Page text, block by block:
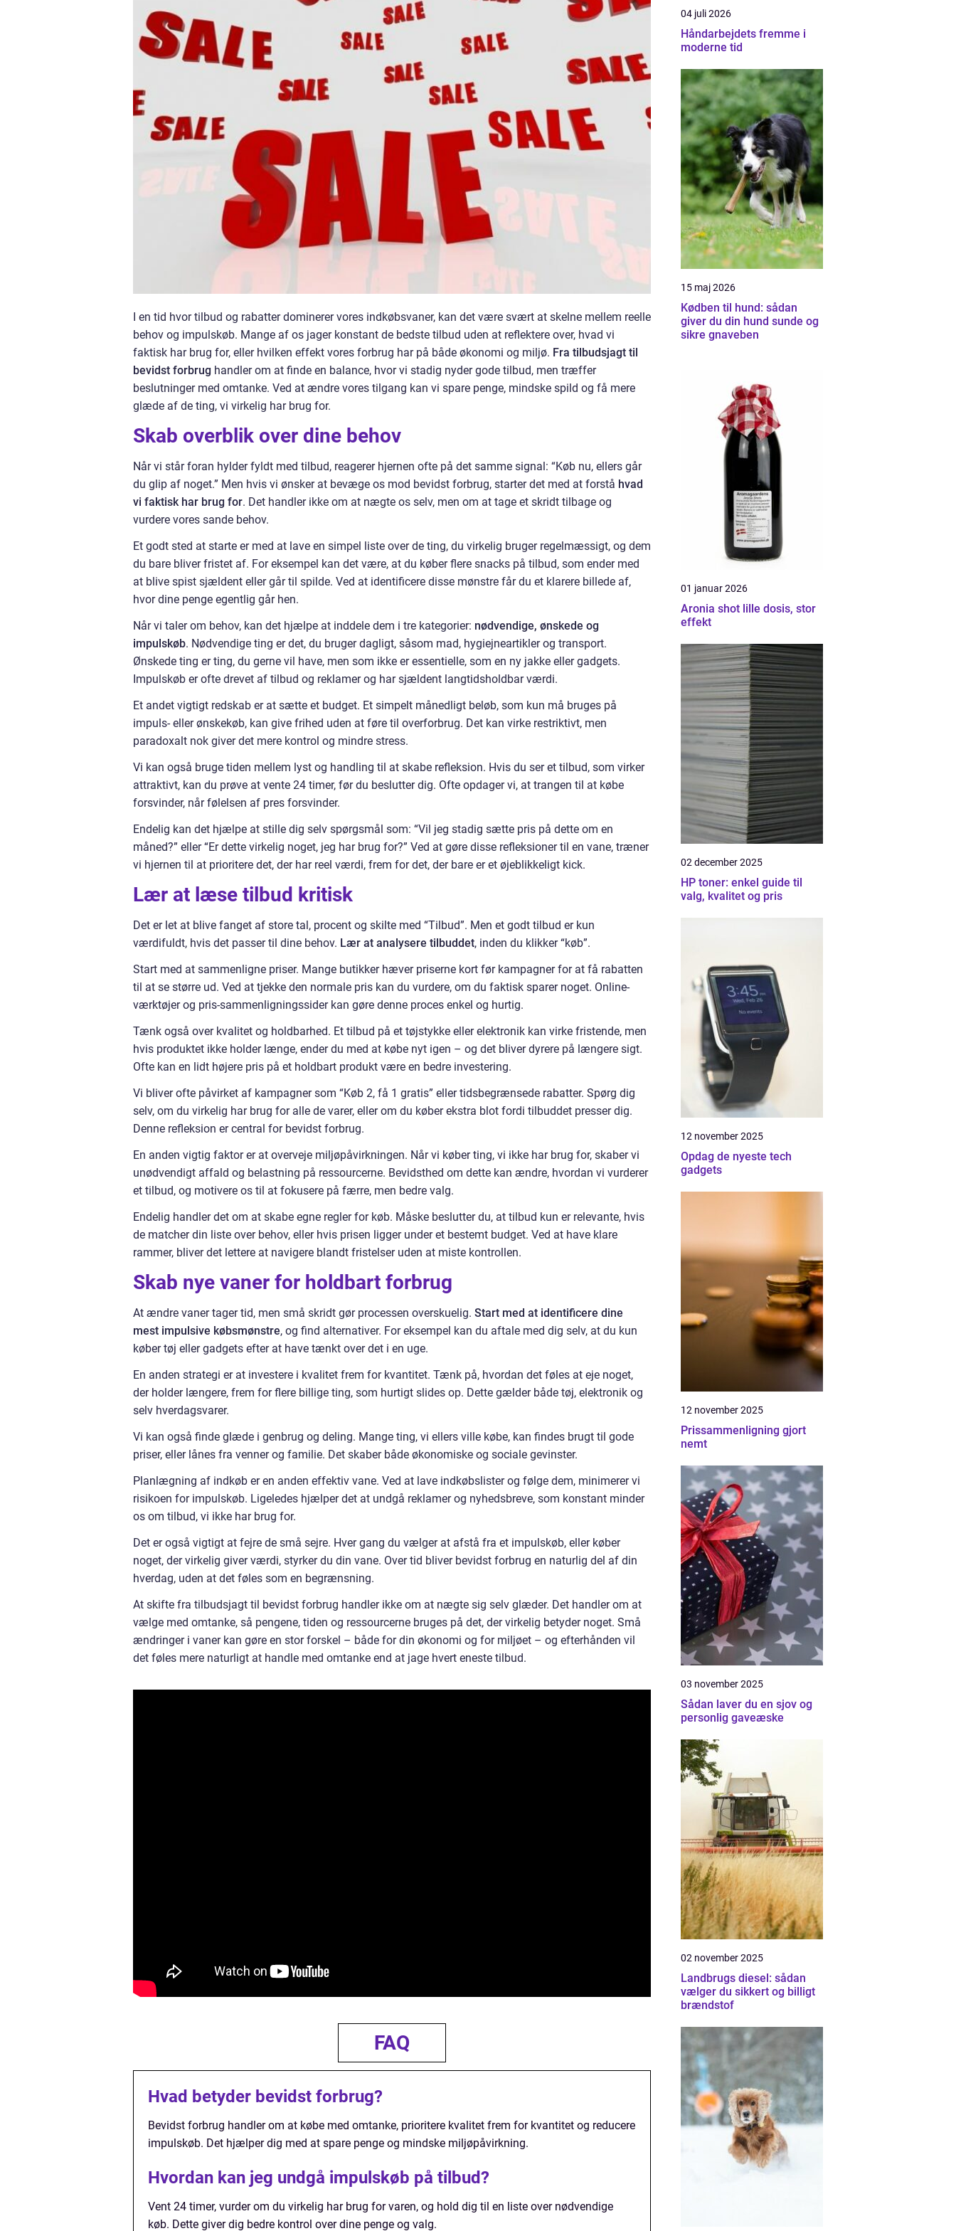
I en tid hvor tilbud og rabatter dominerer vores indkøbsvaner, kan det være svært at skelne mellem reelle
behov og impulskøb. Mange af os jager konstant de bedste tilbud uden at reflektere over, hvad vi
faktisk har brug for, eller hvilken effekt vores forbrug har på både økonomi og miljø. Fra tilbudsjagt til
bevidst forbrug handler om at finde en balance, hvor vi stadig nyder gode tilbud, men træffer
beslutninger med omtanke. Ved at ændre vores tilgang kan vi spare penge, mindske spild og få mere
glæde af de ting, vi virkelig har brug for.
Skab overblik over dine behov
Når vi står foran hylder fyldt med tilbud, reagerer hjernen ofte på det samme signal: “Køb nu, ellers går
du glip af noget.” Men hvis vi ønsker at bevæge os mod bevidst forbrug, starter det med at forstå hvad
vi faktisk har brug for. Det handler ikke om at nægte os selv, men om at tage et skridt tilbage og
vurdere vores sande behov.
Et godt sted at starte er med at lave en simpel liste over de ting, du virkelig bruger regelmæssigt, og dem
du bare bliver fristet af. For eksempel kan det være, at du køber flere snacks på tilbud, som ender med
at blive spist sjældent eller går til spilde. Ved at identificere disse mønstre får du et klarere billede af,
hvor dine penge egentlig går hen.
Når vi taler om behov, kan det hjælpe at inddele dem i tre kategorier: nødvendige, ønskede og
impulskøb. Nødvendige ting er det, du bruger dagligt, såsom mad, hygiejneartikler og transport.
Ønskede ting er ting, du gerne vil have, men som ikke er essentielle, som en ny jakke eller gadgets.
Impulskøb er ofte drevet af tilbud og reklamer og har sjældent langtidsholdbar værdi.
Et andet vigtigt redskab er at sætte et budget. Et simpelt månedligt beløb, som kun må bruges på
impuls- eller ønskekøb, kan give frihed uden at føre til overforbrug. Det kan virke restriktivt, men
paradoxalt nok giver det mere kontrol og mindre stress.
Vi kan også bruge tiden mellem lyst og handling til at skabe refleksion. Hvis du ser et tilbud, som virker
attraktivt, kan du prøve at vente 24 timer, før du beslutter dig. Ofte opdager vi, at trangen til at købe
forsvinder, når følelsen af pres forsvinder.
Endelig kan det hjælpe at stille dig selv spørgsmål som: “Vil jeg stadig sætte pris på dette om en
måned?” eller “Er dette virkelig noget, jeg har brug for?” Ved at gøre disse refleksioner til en vane, træner
vi hjernen til at prioritere det, der har reel værdi, frem for det, der bare er et øjeblikkeligt kick.
Lær at læse tilbud kritisk
Det er let at blive fanget af store tal, procent og skilte med “Tilbud”. Men et godt tilbud er kun
værdifuldt, hvis det passer til dine behov. Lær at analysere tilbuddet, inden du klikker “køb”.
Start med at sammenligne priser. Mange butikker hæver priserne kort før kampagner for at få rabatten
til at se større ud. Ved at tjekke den normale pris kan du vurdere, om du faktisk sparer noget. Online-
værktøjer og pris-sammenligningssider kan gøre denne proces enkel og hurtig.
Tænk også over kvalitet og holdbarhed. Et tilbud på et tøjstykke eller elektronik kan virke fristende, men
hvis produktet ikke holder længe, ender du med at købe nyt igen – og det bliver dyrere på længere sigt.
Ofte kan en lidt højere pris på et holdbart produkt være en bedre investering.
Vi bliver ofte påvirket af kampagner som “Køb 2, få 1 gratis” eller tidsbegrænsede rabatter. Spørg dig
selv, om du virkelig har brug for alle de varer, eller om du køber ekstra blot fordi tilbuddet presser dig.
Denne refleksion er central for bevidst forbrug.
En anden vigtig faktor er at overveje miljøpåvirkningen. Når vi køber ting, vi ikke har brug for, skaber vi
unødvendigt affald og belastning på ressourcerne. Bevidsthed om dette kan ændre, hvordan vi vurderer
et tilbud, og motivere os til at fokusere på færre, men bedre valg.
Endelig handler det om at skabe egne regler for køb. Måske beslutter du, at tilbud kun er relevante, hvis
de matcher din liste over behov, eller hvis prisen ligger under et bestemt budget. Ved at have klare
rammer, bliver det lettere at navigere blandt fristelser uden at miste kontrollen.
Skab nye vaner for holdbart forbrug
At ændre vaner tager tid, men små skridt gør processen overskuelig. Start med at identificere dine
mest impulsive købsmønstre, og find alternativer. For eksempel kan du aftale med dig selv, at du kun
køber tøj eller gadgets efter at have tænkt over det i en uge.
En anden strategi er at investere i kvalitet frem for kvantitet. Tænk på, hvordan det føles at eje noget,
der holder længere, frem for flere billige ting, som hurtigt slides op. Dette gælder både tøj, elektronik og
selv hverdagsvarer.
Vi kan også finde glæde i genbrug og deling. Mange ting, vi ellers ville købe, kan findes brugt til gode
priser, eller lånes fra venner og familie. Det skaber både økonomiske og sociale gevinster.
Planlægning af indkøb er en anden effektiv vane. Ved at lave indkøbslister og følge dem, minimerer vi
risikoen for impulskøb. Ligeledes hjælper det at undgå reklamer og nyhedsbreve, som konstant minder
os om tilbud, vi ikke har brug for.
Det er også vigtigt at fejre de små sejre. Hver gang du vælger at afstå fra et impulskøb, eller køber
noget, der virkelig giver værdi, styrker du din vane. Over tid bliver bevidst forbrug en naturlig del af din
hverdag, uden at det føles som en begrænsning.
At skifte fra tilbudsjagt til bevidst forbrug handler ikke om at nægte sig selv glæder. Det handler om at
vælge med omtanke, så pengene, tiden og ressourcerne bruges på det, der virkelig betyder noget. Små
ændringer i vaner kan gøre en stor forskel – både for din økonomi og for miljøet – og efterhånden vil
det føles mere naturligt at handle med omtanke end at jage hvert eneste tilbud.
FAQ
Hvad betyder bevidst forbrug?
Bevidst forbrug handler om at købe med omtanke, prioritere kvalitet frem for kvantitet og reducere
impulskøb. Det hjælper dig med at spare penge og mindske miljøpåvirkning.
Hvordan kan jeg undgå impulskøb på tilbud?
Vent 24 timer, vurder om du virkelig har brug for varen, og hold dig til en liste over nødvendige
køb. Dette giver dig bedre kontrol over dine penge og valg.
04 juli 2026
Håndarbejdets fremme i
moderne tid
15 maj 2026
Kødben til hund: sådan
giver du din hund sunde og
sikre gnaveben
01 januar 2026
Aronia shot lille dosis, stor
effekt
02 december 2025
HP toner: enkel guide til
valg, kvalitet og pris
12 november 2025
Opdag de nyeste tech
gadgets
12 november 2025
Prissammenligning gjort
nemt
03 november 2025
Sådan laver du en sjov og
personlig gaveæske
02 november 2025
Landbrugs diesel: sådan
vælger du sikkert og billigt
brændstof